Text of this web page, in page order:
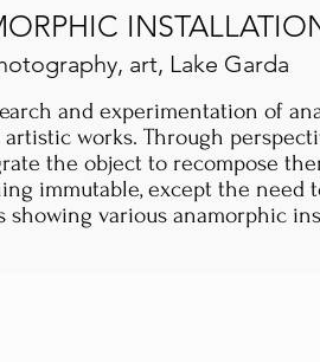
art, Lake Garda
and experimentation of
works. Through
the object to recompose
immutable, except the
showing various anamorphic